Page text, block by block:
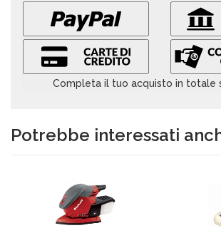
Completa il tuo acquisto in totale
Potrebbe interessati